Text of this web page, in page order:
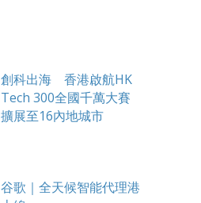
創科出海 香港啟航HK
Tech 300全國千萬大賽
擴展至16內地城市
谷歌｜全天候智能代理港